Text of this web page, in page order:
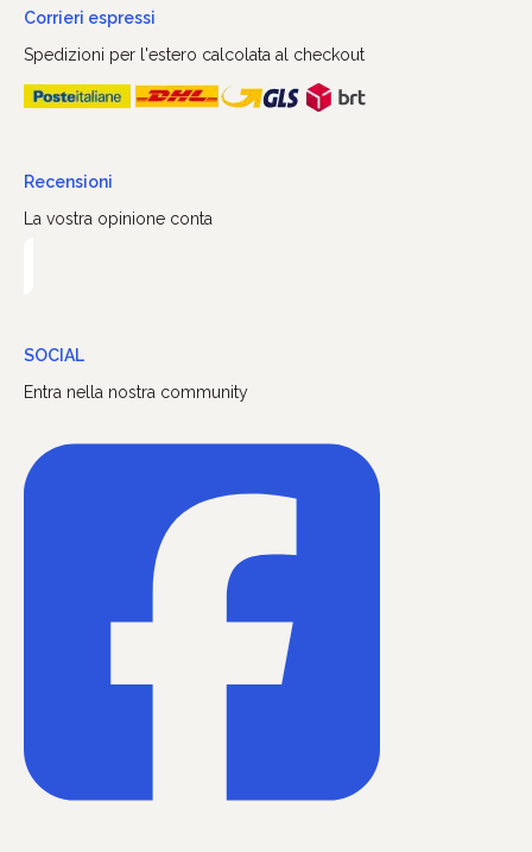
Corrieri espressi
Spedizioni per l'estero calcolata al checkout
Recensioni
La vostra opinione conta
SOCIAL
Entra nella nostra community